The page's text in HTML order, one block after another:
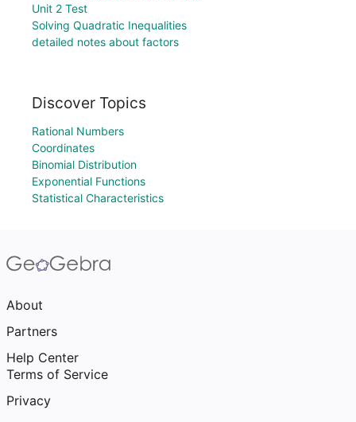
Unit 2 Test
Solving Quadratic Inequalities
detailed notes about factors
Discover Topics
Rational Numbers
Coordinates
Binomial Distribution
Exponential Functions
Statistical Characteristics
About
Partners
Help Center
Terms of Service
Privacy